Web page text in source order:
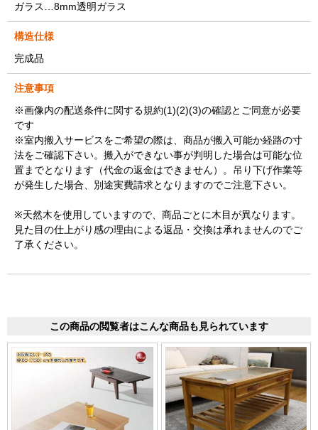
ガラス…8mm透明ガラス
構造仕様
完成品
注意事項
※画像内の配送条件に関する規約(1)(2)(3)の確認とご同意が必要
です
※室内搬入サービスをご希望の際は、商品が搬入可能か経路の寸
法をご確認下さい。搬入ができない事が判明した場合は可能な位
置までとなります（代金の返金はできません）。吊り下げ作業等
が発生した場合、別途実費請求となりますのでご注意下さい。
※天然木を使用していますので、商品ごとに木目が異なります。
見た目の仕上がり感の理由による返品・交換は承れませんのでご
了承ください。
この商品の閲覧者はこんな商品も見られています